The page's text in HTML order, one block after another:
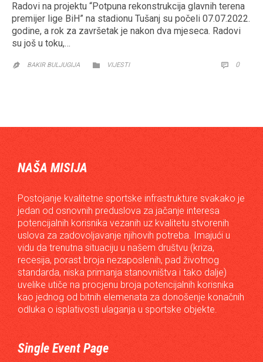
Radovi na projektu “Potpuna rekonstrukcija glavnih terena
premijer lige BiH” na stadionu Tušanj su počeli 07.07.2022.
godine, a rok za završetak je nakon dva mjeseca. Radovi
su još u toku,…
 BAKIR BULJUGIJA  CATEGORY
VIJESTI  0
NAŠA MISIJA
Postojanje kvalitetne sportske infrastrukture svakako je
jedan od osnovnih preduslova za jačanje interesa
potencijalnih korisnika vezanih uz kvalitetu stvorenih
uslova za zadovoljavanje njihovih potreba. Imajući u
vidu da trenutna situaciju u našem društvu (kriza,
recesija, porast broja nezaposlenih, pad životnog
standarda, niska primanja stanovništva i tako dalje)
uvelike utiče na procjenu broja potencijalnih korisnika
kao jednog od bitnih elemenata za donošenje konačnih
odluka o isplativosti ulaganja u sportske objekte.
Single Event Page